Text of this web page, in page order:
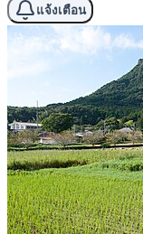
แจ้งเตือน